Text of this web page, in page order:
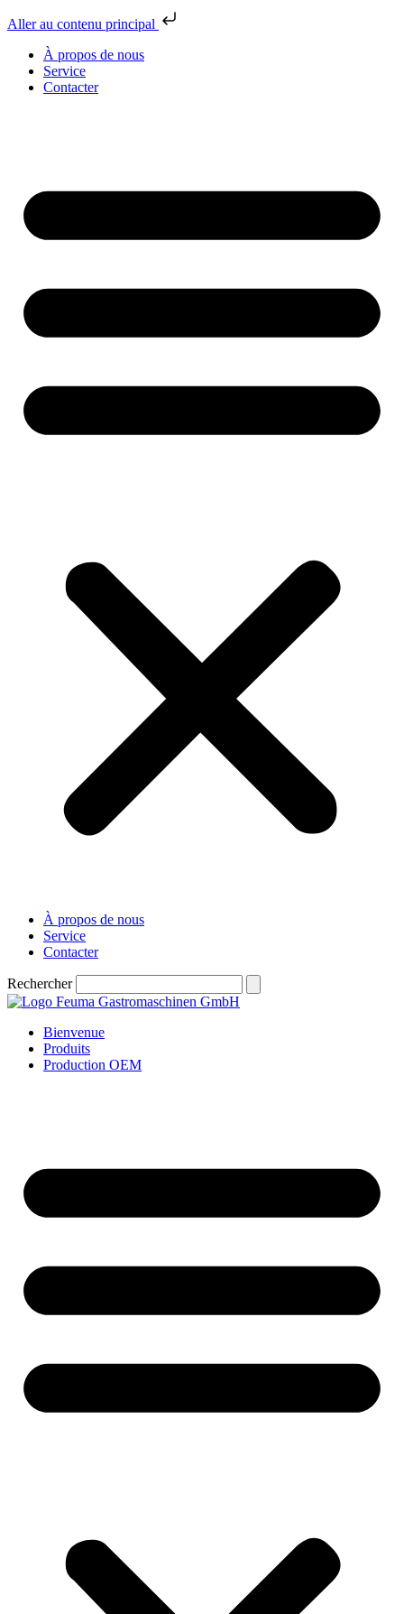
Aller au contenu principal
À propos de nous
Service
Contacter
À propos de nous
Service
Contacter
Rechercher
Bienvenue
Produits
Production OEM